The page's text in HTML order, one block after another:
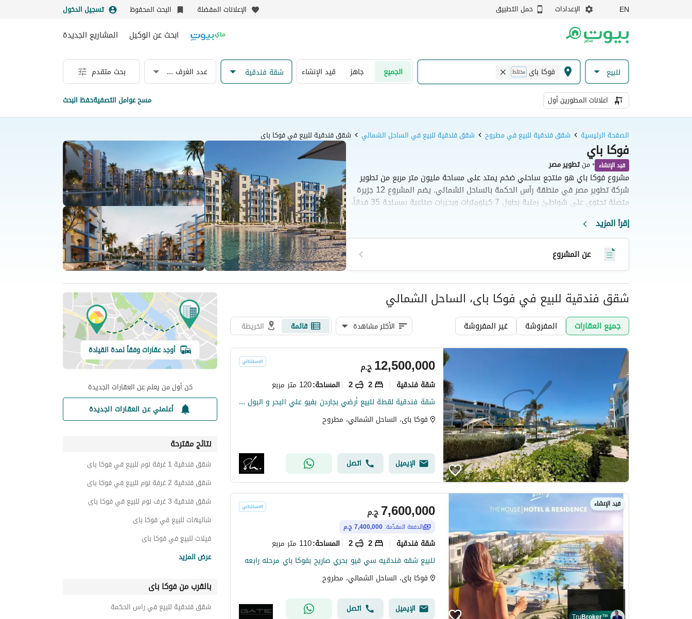
EN الإعدادات حمل التطبيق الإعلانات المفضلة البحث المحفوظ تسجيل الدخول
ابحث عن الوكيل المشاريع الجديدة
للبيع فوكا باى مختلط الجميع جاهز قيد الإنشاء شقة فندقية عدد الغرف & الحمامات بحث متقدم
اعلانات المطورين أول مسح عوامل التصفيةحفظ البحث
الصفحة الرئيسية شقق فندقية للبيع في مطروح شقق فندقية للبيع في الساحل الشمالي شقق فندقية للبيع في فوكا باى
فوكا باي
قيد الإنشاء •منتطوير مصر
مشروع فوكا باي هو منتجع ساحلي ضخم يمتد على مساحة مليون متر مربع من تطوير
شركة تطوير مصر في منطقة رأس الحكمة بالساحل الشمالي. يضم المشروع 12 جزيرة
متصلة تحتوي على شواطئ رملية بطول 7 كيلومترات وبحيرات صناعية بمساحة 35 فداناً،
تجربة معيشية متكاملة مدعومة بخدمات فندقية فاخرة وملاعب رياضية ومراكز تجارية
وحراسة على مدار الساعة.
إقرأ المزيد
عن المشروع
عقارات
شقق فندقية للبيع في فوكا باى، الساحل الشمالي
جميع العقارات المفروشة غير المفروشة الأكثر مشاهدة قائمة الخريطة
ج.م12,500,000
شقة فندقية 2
2 المساحة:120 متر مربع
شقة فندقية لقطة للبيع أرضي بجاردن بفيو علي البحر و البول في فوكا باي – رأس الحكمة – الساحل الشمالي
فوكا باى، الساحل الشمالي، مطروح
الإيميل اتصل
قيد الإنشاء
™
ج.م7,600,000
الدفعة المقدّمة: 7,400,000 ج.م
شقة فندقية 2
2 المساحة:110 متر مربع
للبيع شقه فندقيه سي فيو بحري صاريح بفوكا باي مرحله رابعه
فوكا باى، الساحل الشمالي، مطروح
الإيميل اتصل
أوجد عقارات وفقاً لمدة القيادة
كن أول من يعلم عن العقارات الجديدة
أعلمني عن العقارات الجديدة
نتائج مقترحة
شقق فندقية 1 غرفة نوم للبيع في فوكا باى
شقق فندقية 2 غرفة نوم للبيع في فوكا باى
شقق فندقية 3 غرف نوم للبيع في فوكا باى
شاليهات للبيع في فوكا باى
فيلات للبيع في فوكا باى
توين هاوس للبيع في فوكا باى
شقق للبيع في فوكا باى
عرض المزيد
بالقرب من فوكا باى
شقق فندقية للبيع في راس الحكمة